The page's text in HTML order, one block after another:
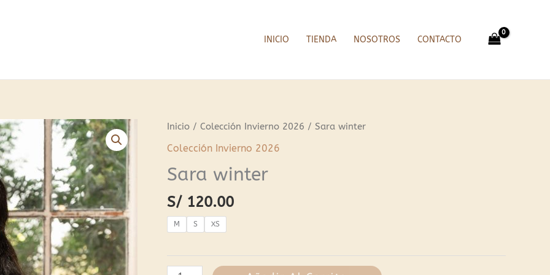
INICIO TIENDA NOSOTROS CONTACTO
Inicio / Colección Invierno 2026 / Sara winter
Colección Invierno 2026
Sara winter
S/ 120.00
M S XS
Sara
winter